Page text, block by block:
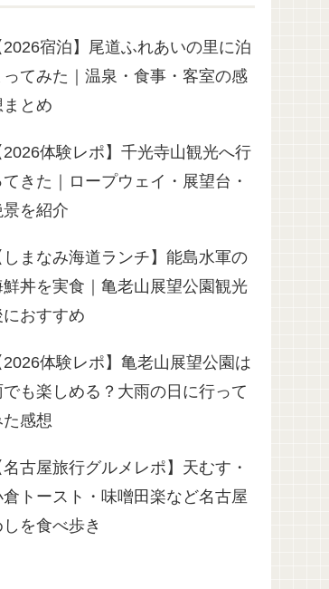
2026宿泊】尾道ふれあいの里に泊
ってみた｜温泉・食事・客室の感
まとめ
2026体験レポ】千光寺山観光へ行
てきた｜ロープウェイ・展望台・
景を紹介
しまなみ海道ランチ】能島水軍の
鮮丼を実食｜亀老山展望公園観光
におすすめ
2026体験レポ】亀老山展望公園は
でも楽しめる？大雨の日に行って
た感想
名古屋旅行グルメレポ】天むす・
倉トースト・味噌田楽など名古屋
を食べ歩き